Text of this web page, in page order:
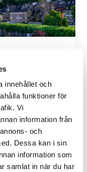
innehållet och
funktioner för
Vi
information från
och
Dessa kan i sin
information som
samlat in när du har
populära
slingrar
av
och Saarland,